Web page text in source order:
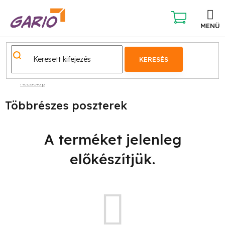
KERESÉS
KOSÁR
Kezdőlap
Többrészes poszterek
A terméket jelenleg
előkészítjük.